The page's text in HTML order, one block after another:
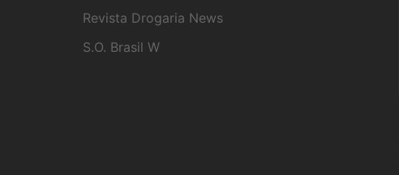
Revista Drogaria News
S.O. Brasil W